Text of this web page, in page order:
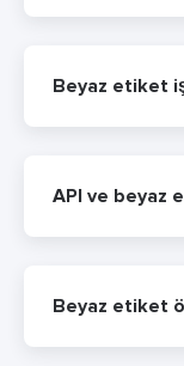
Beyaz etiket
API ve beyaz
Beyaz etiket